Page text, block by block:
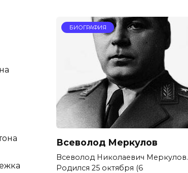
БИОГРАФИЯ
Всеволод Меркулов
Всеволод Николаевич Меркулов.
Родился 25 октября (6